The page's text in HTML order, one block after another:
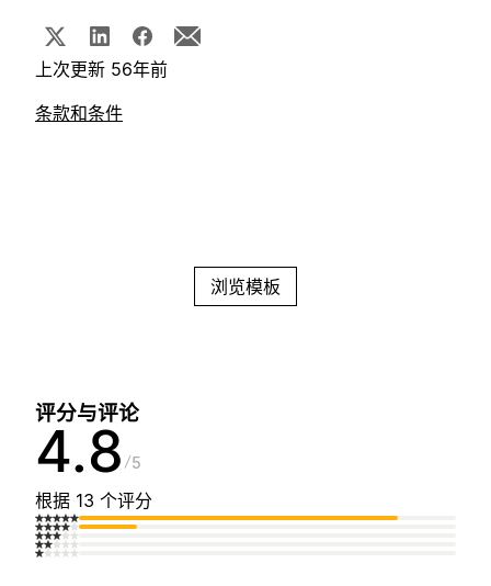
上次更新 56年前
条款和条件
浏览模板
评分与评论
4.8 5
根据 13 个评分